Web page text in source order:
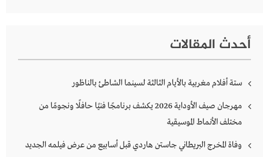
أحدث المقالات
ستة أفلام مغربية بالأيام الثالثة لسينما الشاطئ بالناظور
مهرجان صيف الأوداية 2026 يكشف برنامجًا فنيًا حافلًا ونجومًا من
مختلف الأنماط الموسيقية
وفاة المخرج البريطاني جاستن هاردي قبل أسابيع من عرض فيلمه الجديد